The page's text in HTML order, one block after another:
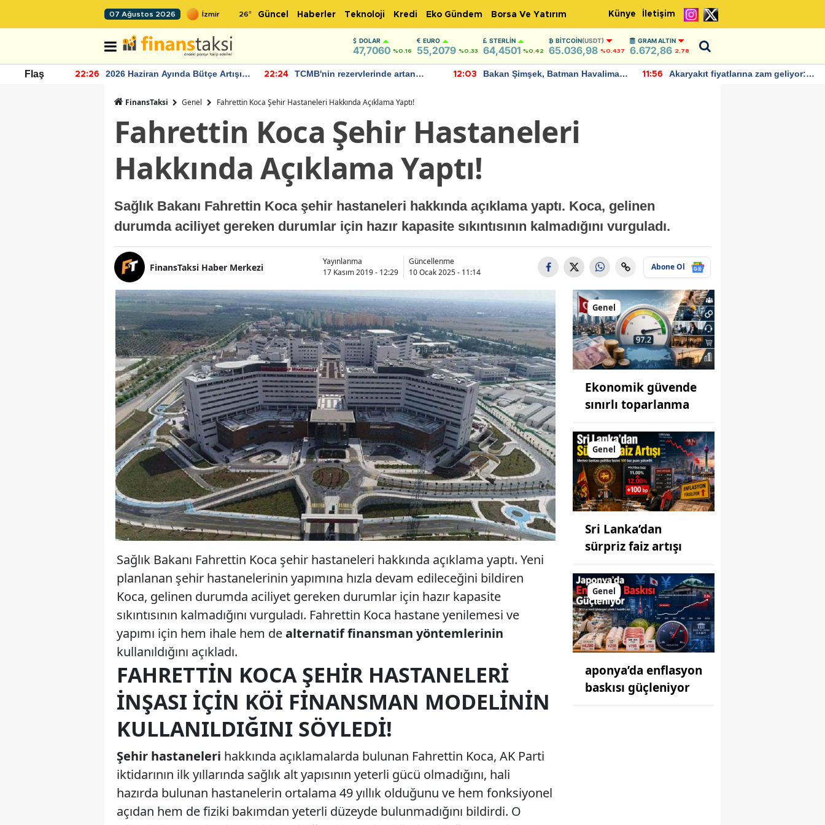
07 Ağustos 2026 26° Güncel Haberler Teknoloji Kredi Eko Gündem Borsa Ve Yatırım Künye İletişim
DOLAR
47,7060 %0.16
EURO
55,2079 %0.33
STERLIN
64,4501 %0.42
BITCOIN(USDT)
65.036,98 %0.437
GRAM ALTIN
6.672,86 2,78
Flaş 22:26
2026 Haziran Ayında Bütçe Artışı
22:24
TCMB'nin rezervlerinde artan
12:03
Bakan Şimşek, Batman Havalimanı
11:56
Akaryakıt fiyatlarına zam geliyor:
FinansTaksi Genel Fahrettin Koca Şehir Hastaneleri Hakkında Açıklama Yaptı!
Fahrettin Koca Şehir Hastaneleri
Hakkında Açıklama Yaptı!
Sağlık Bakanı Fahrettin Koca şehir hastaneleri hakkında açıklama yaptı. Koca, gelinen
durumda aciliyet gereken durumlar için hazır kapasite sıkıntısının kalmadığını vurguladı.
FinansTaksi Haber Merkezi
Yayınlanma
17 Kasım 2019 - 12:29
Güncellenme
10 Ocak 2025 - 11:14
Abone Ol
Sağlık Bakanı Fahrettin Koca şehir hastaneleri hakkında açıklama yaptı. Yeni
planlanan şehir hastanelerinin yapımına hızla devam edileceğini bildiren
Koca, gelinen durumda aciliyet gereken durumlar için hazır kapasite
sıkıntısının kalmadığını vurguladı. Fahrettin Koca hastane yenilemesi ve
yapımı için hem ihale hem dealternatif finansman yöntemlerinin
kullanıldığını açıkladı.
FAHRETTIN KOCA ŞEHIR HASTANELERI
İNŞASI İÇIN KÖİ FINANSMAN MODELININ
KULLANILDIĞINI SÖYLEDI!
Şehir hastaneleri hakkında açıklamalarda bulunan Fahrettin Koca, AK Parti
iktidarının ilk yıllarında sağlık alt yapısının yeterli gücü olmadığını, hali
hazırda bulunan hastanelerin ortalama 49 yıllık olduğunu ve hem fonksiyonel
açıdan hem de fiziki bakımdan yeterli düzeyde bulunmadığını bildirdi. O
Genel
Ekonomik güvende
sınırlı toparlanma
Genel
Sri Lanka’dan
sürpriz faiz artışı
Genel
aponya’da enflasyon
baskısı güçleniyor